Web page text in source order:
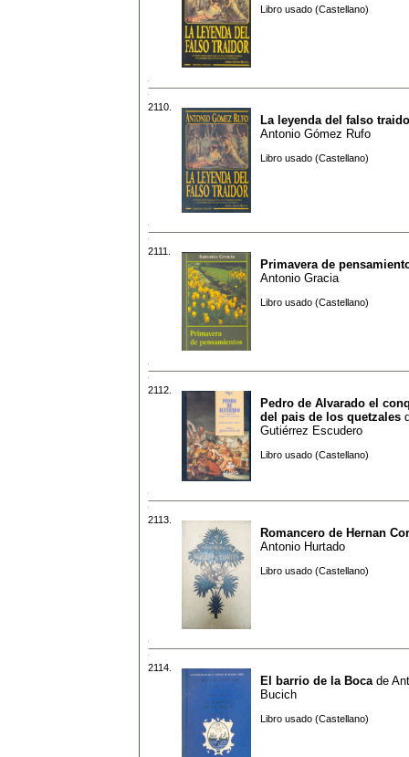
Libro usado (Castellano)
2110.
La leyenda del falso
Antonio Gómez Rufo
Libro usado (Castellano)
2111.
Primavera de
Antonio Gracia
Libro usado (Castellano)
2112.
Pedro de Alvarado el
del pais de los quetzales
Gutiérrez Escudero
Libro usado (Castellano)
2113.
Romancero de Hernan
Antonio Hurtado
Libro usado (Castellano)
2114.
El barrio de la Boca de
Bucich
Libro usado (Castellano)